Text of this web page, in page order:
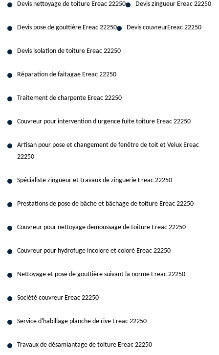
Devis nettoyage de toiture Ereac 22250 Devis zingueur Ereac 22250
Devis pose de gouttière Ereac 22250 Devis couvreurEreac 22250
Devis isolation de toiture Ereac 22250
Réparation de faitagae Ereac 22250
Traitement de charpente Ereac 22250
Couvreur pour intervention d'urgence fuite toiture Ereac 22250
Artisan pour pose et changement de fenêtre de toit et Velux Ereac
22250
Spécialiste zingueur et travaux de zinguerie Ereac 22250
Prestations de pose de bâche et bâchage de toiture Ereac 22250
Couvreur pour nettoyage demoussage de toiture Ereac 22250
Couvreur pour hydrofuge incolore et coloré Ereac 22250
Nettoyage et pose de gouttière suivant la norme Ereac 22250
Société couvreur Ereac 22250
Service d'habillage planche de rive Ereac 22250
Travaux de désamiantage de toiture Ereac 22250